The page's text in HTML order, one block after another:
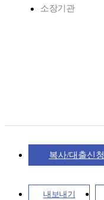
소장기관
복사/대출신청
내보내기